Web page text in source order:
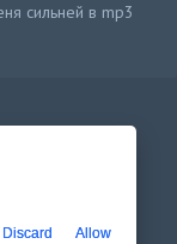
сильней в mp3
Discard Allow